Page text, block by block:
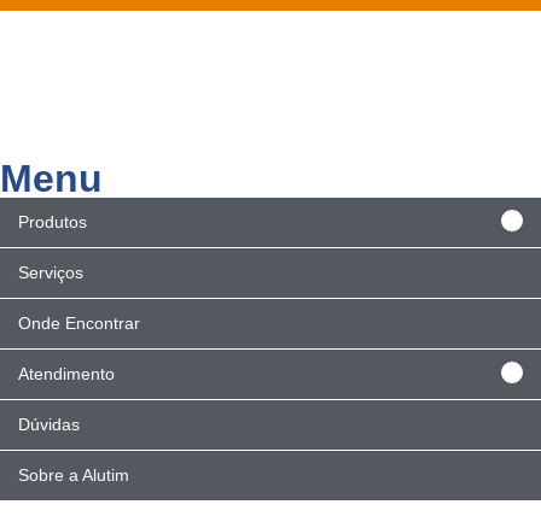
Menu
Produtos
Serviços
Onde Encontrar
Atendimento
Dúvidas
Sobre a Alutim